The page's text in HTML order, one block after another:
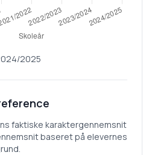
2025
faktiske karaktergennemsnit
baseret på elevernes